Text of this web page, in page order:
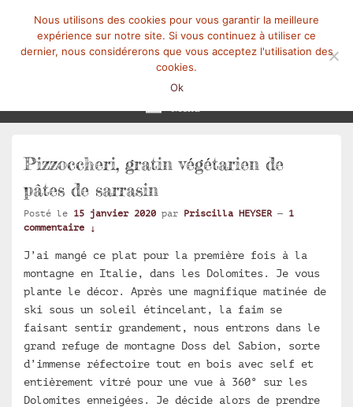
Pizzoccheri, gratin végétarien de
pâtes de sarrasin
Posté le 15 janvier 2020 par Priscilla HEYSER — 1
commentaire ↓
J’ai mangé ce plat pour la première fois à la
montagne en Italie, dans les Dolomites. Je vous
plante le décor. Après une magnifique matinée de
ski sous un soleil étincelant, la faim se
faisant sentir grandement, nous entrons dans le
grand refuge de montagne Doss del Sabion, sorte
d’immense réfectoire tout en bois avec self et
entièrement vitré pour une vue à 360° sur les
Dolomites enneigées. Je décide alors de prendre
Nous utilisons des cookies pour vous garantir la meilleure
expérience sur notre site. Si vous continuez à utiliser ce
dernier, nous considérerons que vous acceptez l'utilisation des
cookies.
Ok